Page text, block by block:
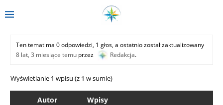
Ten temat ma 0 odpowiedzi, 1 głos, a ostatnio został zaktualizowany
8 lat, 3 miesiące temu przez Redakcja.
Wyświetlanie 1 wpisu (z 1 w sumie)
Autor Wpisy